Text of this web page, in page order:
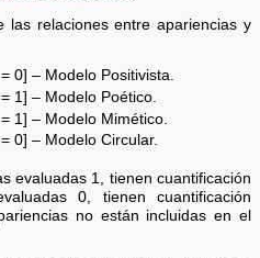
las relaciones entre apariencias y
0] – Modelo Positivista.
1] – Modelo Poético.
1] – Modelo Mimético.
0] – Modelo Circular.
evaluadas 1, tienen cuantificación
0, tienen cuantificación
no están incluidas en el